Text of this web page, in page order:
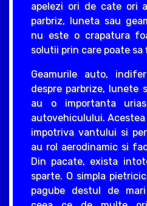
apelezi ori de cate ori
parbriz, luneta sau
nu este o crapatura
solutii prin care poate sa
Geamurile auto,
despre parbrize, lunete
au o importanta
autovehiculului.
impotriva vantului si
au rol aerodinamic si
Din pacate, exista
sparte. O simpla
pagube destul de